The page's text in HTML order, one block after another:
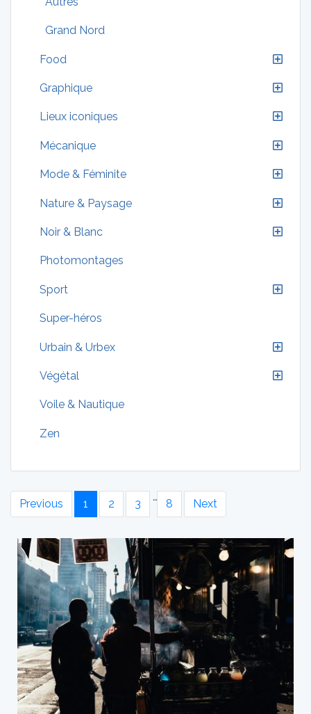
Grand Nord
Food
Graphique
Lieux iconiques
Mécanique
Mode & Féminite
Nature & Paysage
Noir & Blanc
Photomontages
Sport
Super-héros
Urbain & Urbex
Végétal
Voile & Nautique
Zen
Previous 1 2 3
…
8 Next